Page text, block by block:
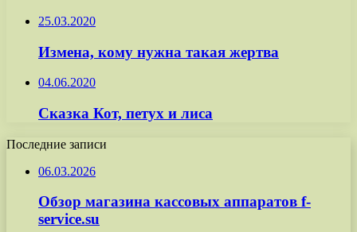
25.03.2020
Измена, кому нужна такая жертва
04.06.2020
Сказка Кот, петух и лиса
Последние записи
06.03.2026
Обзор магазина кассовых аппаратов f-
service.su